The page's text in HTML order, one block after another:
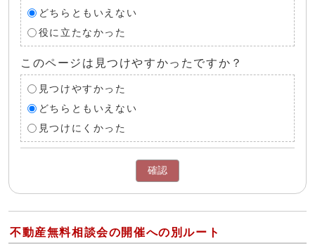
どちらともいえない
役に立たなかった
このページは見つけやすかったですか？
見つけやすかった
どちらともいえない
見つけにくかった
確認
不動産無料相談会の開催への別ルート